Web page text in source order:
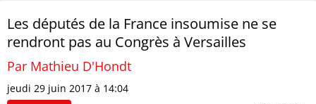
Les députés de la France insoumise ne se
rendront pas au Congrès à Versailles
Par Mathieu D'Hondt
jeudi 29 juin 2017 à 14:04